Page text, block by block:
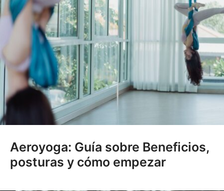
Aeroyoga: Guía sobre Beneficios,
posturas y cómo empezar